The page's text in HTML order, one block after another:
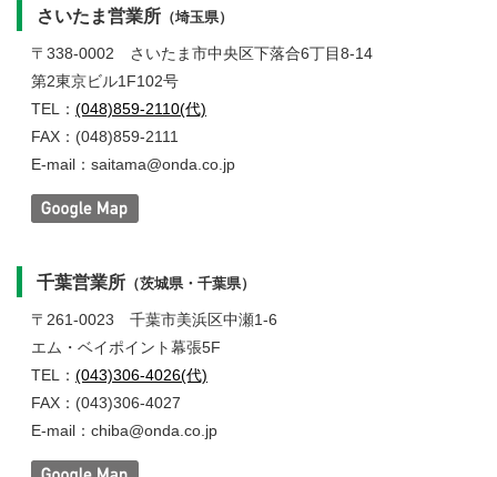
さいたま営業所 （埼玉県）
〒338-0002 さいたま市中央区下落合6丁目8-14
第2東京ビル1F102号
TEL： (048)859-2110(代)
FAX：(048)859-2111
E-mail：saitama@onda.co.jp
千葉営業所 （茨城県・千葉県）
〒261-0023 千葉市美浜区中瀬1-6
エム・ベイポイント幕張5F
TEL： (043)306-4026(代)
FAX：(043)306-4027
E-mail：chiba@onda.co.jp